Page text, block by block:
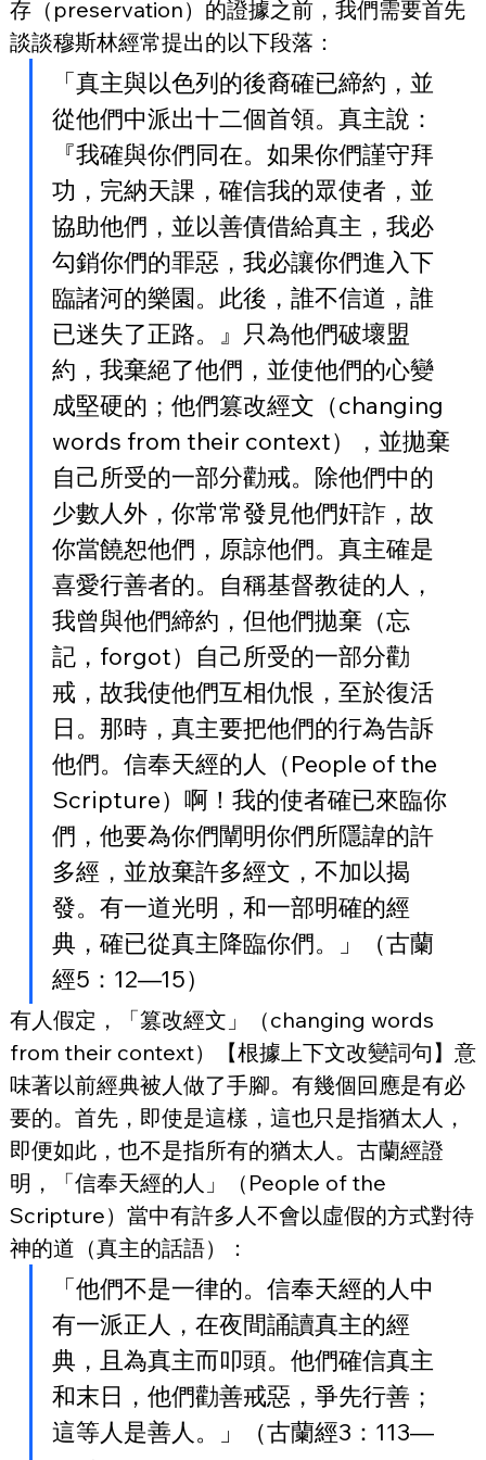
存（preservation）的證據之前，我們需要首先
談談穆斯林經常提出的以下段落：
「真主與以色列的後裔確已締約，並
從他們中派出十二個首領。真主說：
『我確與你們同在。如果你們謹守拜
功，完納天課，確信我的眾使者，並
協助他們，並以善債借給真主，我必
勾銷你們的罪惡，我必讓你們進入下
臨諸河的樂園。此後，誰不信道，誰
已迷失了正路。』只為他們破壞盟
約，我棄絕了他們，並使他們的心變
成堅硬的；他們篡改經文（changing
words from their context），並拋棄
自己所受的一部分勸戒。除他們中的
少數人外，你常常發見他們奸詐，故
你當饒恕他們，原諒他們。真主確是
喜愛行善者的。自稱基督教徒的人，
我曾與他們締約，但他們拋棄（忘
記，forgot）自己所受的一部分勸
戒，故我使他們互相仇恨，至於復活
日。那時，真主要把他們的行為告訴
他們。信奉天經的人（People of the
Scripture）啊！我的使者確已來臨你
們，他要為你們闡明你們所隱諱的許
多經，並放棄許多經文，不加以揭
發。有一道光明，和一部明確的經
典，確已從真主降臨你們。」（古蘭
經5：12—15）
有人假定，「篡改經文」（changing words
from their context）【根據上下文改變詞句】意
味著以前經典被人做了手腳。有幾個回應是有必
要的。首先，即使是這樣，這也只是指猶太人，
即便如此，也不是指所有的猶太人。古蘭經證
明，「信奉天經的人」（People of the
Scripture）當中有許多人不會以虛假的方式對待
神的道（真主的話語）：
「他們不是一律的。信奉天經的人中
有一派正人，在夜間誦讀真主的經
典，且為真主而叩頭。他們確信真主
和末日，他們勸善戒惡，爭先行善；
這等人是善人。」（古蘭經3：113—